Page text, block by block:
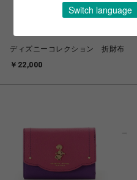
ディズニーコレクション 折財布
￥22,000
Switch language